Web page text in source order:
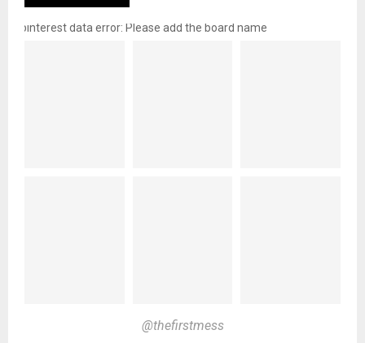
pinterest data error: Please add the board name
@thefirstmess